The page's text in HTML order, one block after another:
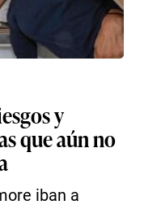
y
que aún no
iban a